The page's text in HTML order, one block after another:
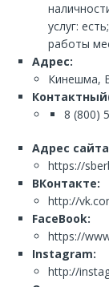
услуг:
работы
Адрес:
Кинешма,
8 (800)
Адрес
https://
ВКонтакте:
http://
FaceBook:
https://
Instagram:
http://